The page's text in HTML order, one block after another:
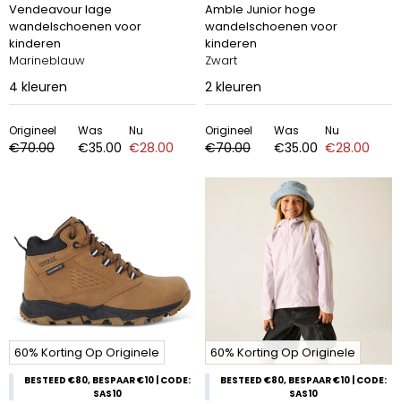
Vendeavour lage
wandelschoenen voor
kinderen
Marineblauw
4 kleuren
Origineel
€70.00
Was
€35.00
Nu
€28.00
Amble Junior hoge
wandelschoenen voor
kinderen
Zwart
2 kleuren
Origineel
€70.00
Was
€35.00
Nu
€28.00
60% Korting Op Originele
BESTEED €80, BESPAAR €10 | CODE:
SAS10
60% Korting Op Originele
BESTEED €80, BESPAAR €10 | CODE:
SAS10